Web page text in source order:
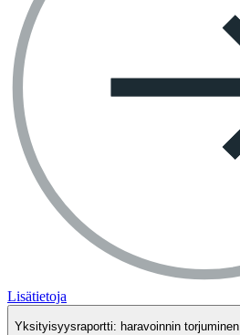
Lisätietoja
Yksityisyysraportti: haravoinnin torjuminen